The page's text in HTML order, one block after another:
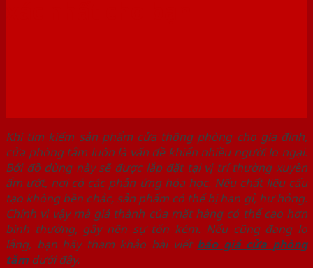
Khi tìm kiếm sản phẩm cửa thông phòng cho gia đình,
cửa phòng tắm luôn là vấn đề khiến nhiều người lo ngại.
Bởi đồ dùng này sẽ được lắp đặt tại vị trí thường xuyên
ẩm ướt, nơi có các phản ứng hóa học. Nếu chất liệu cấu
tạo không bền chắc, sản phẩm có thể bị han gỉ, hư hỏng.
Chính vì vậy mà giá thành của mặt hàng có thể cao hơn
bình thường, gây nên sự tốn kém. Nếu cũng đang lo
lắng, bạn hãy tham khảo bài viết báo giá cửa phòng
tắm dưới đây.